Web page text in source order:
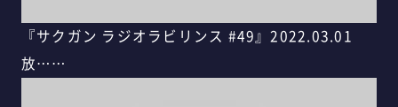
『サクガン ラジオラビリンス #49』2022.03.01
放……